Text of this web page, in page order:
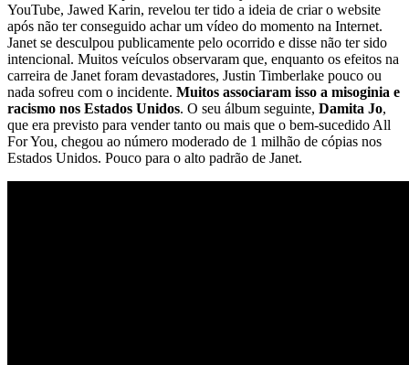
YouTube, Jawed Karin, revelou ter tido a ideia de criar o website
após não ter conseguido achar um vídeo do momento na Internet.
Janet se desculpou publicamente pelo ocorrido e disse não ter sido
intencional. Muitos veículos observaram que, enquanto os efeitos na
carreira de Janet foram devastadores, Justin Timberlake pouco ou
nada sofreu com o incidente. Muitos associaram isso a misoginia e
racismo nos Estados Unidos. O seu álbum seguinte, Damita Jo,
que era previsto para vender tanto ou mais que o bem-sucedido All
For You, chegou ao número moderado de 1 milhão de cópias nos
Estados Unidos. Pouco para o alto padrão de Janet.